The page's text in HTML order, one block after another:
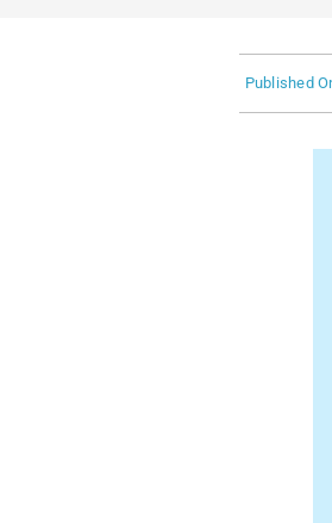
Published